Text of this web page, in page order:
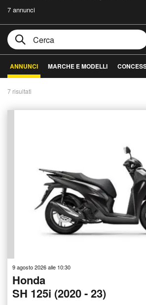
7 annunci
ANNUNCI MARCHE E MODELLI
7 risultati
9 agosto 2026 alle 10:30
Honda
SH 125i (2020 - 23)